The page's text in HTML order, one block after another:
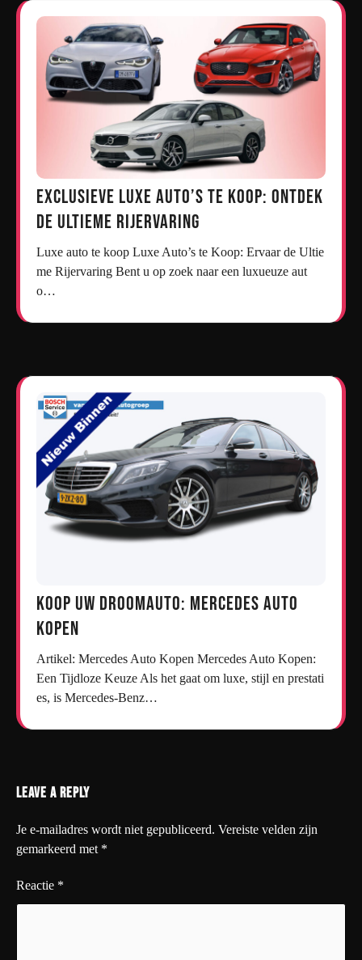
Exclusieve Luxe Auto’s te Koop: Ontdek
de Ultieme Rijervaring
Luxe auto te koop Luxe Auto’s te Koop: Ervaar de Ultie
me Rijervaring Bent u op zoek naar een luxueuze aut
o…
Koop uw droomauto: Mercedes auto
kopen
Artikel: Mercedes Auto Kopen Mercedes Auto Kopen:
Een Tijdloze Keuze Als het gaat om luxe, stijl en prestati
es, is Mercedes-Benz…
Leave a Reply
Je e-mailadres wordt niet gepubliceerd. Vereiste velden zijn
gemarkeerd met *
Reactie *